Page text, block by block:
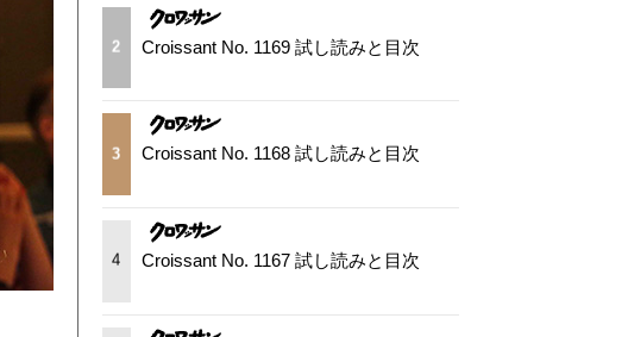
2 Croissant No. 1169 試し読みと目次
3 Croissant No. 1168 試し読みと目次
4 Croissant No. 1167 試し読みと目次